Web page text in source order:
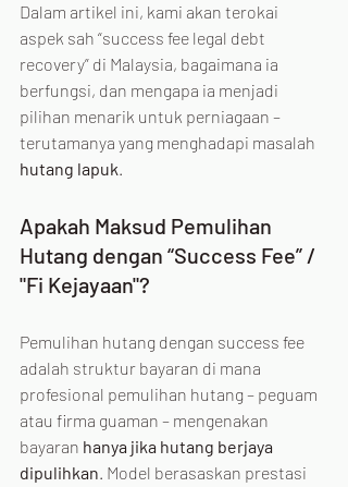
Dalam artikel ini, kami akan terokai
aspek sah “success fee legal debt
recovery” di Malaysia, bagaimana ia
berfungsi, dan mengapa ia menjadi
pilihan menarik untuk perniagaan –
terutamanya yang menghadapi masalah
hutang lapuk.
Apakah Maksud Pemulihan
Hutang dengan “Success Fee” /
"Fi Kejayaan"?
Pemulihan hutang dengan success fee
adalah struktur bayaran di mana
profesional pemulihan hutang – peguam
atau firma guaman – mengenakan
bayaran hanya jika hutang berjaya
dipulihkan. Model berasaskan prestasi